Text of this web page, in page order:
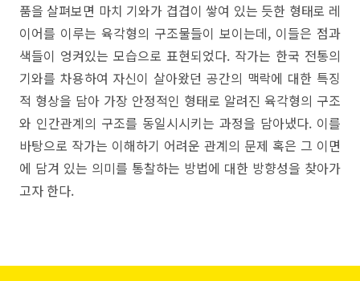
품을 살펴보면 마치 기와가 겹겹이 쌓여 있는 듯한 형태로 레
이어를 이루는 육각형의 구조물들이 보이는데, 이들은 점과
색들이 엉켜있는 모습으로 표현되었다. 작가는 한국 전통의
기와를 차용하여 자신이 살아왔던 공간의 맥락에 대한 특징
적 형상을 담아 가장 안정적인 형태로 알려진 육각형의 구조
와 인간관계의 구조를 동일시시키는 과정을 담아냈다. 이를
바탕으로 작가는 이해하기 어려운 관계의 문제 혹은 그 이면
에 담겨 있는 의미를 통찰하는 방법에 대한 방향성을 찾아가
고자 한다.